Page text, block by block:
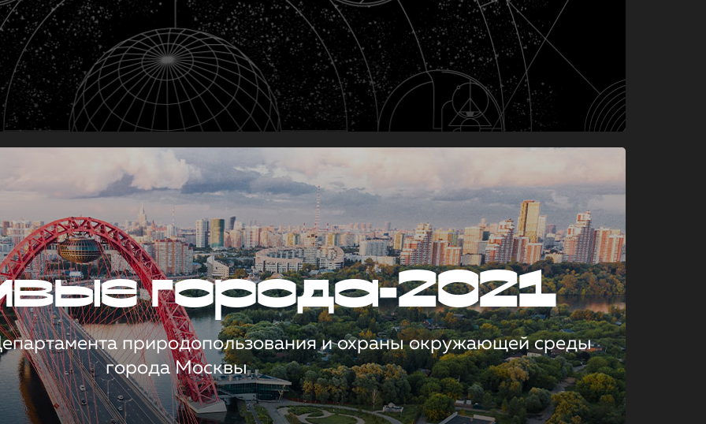
города-2021
природопользования и охраны окружающей среды
города Москвы